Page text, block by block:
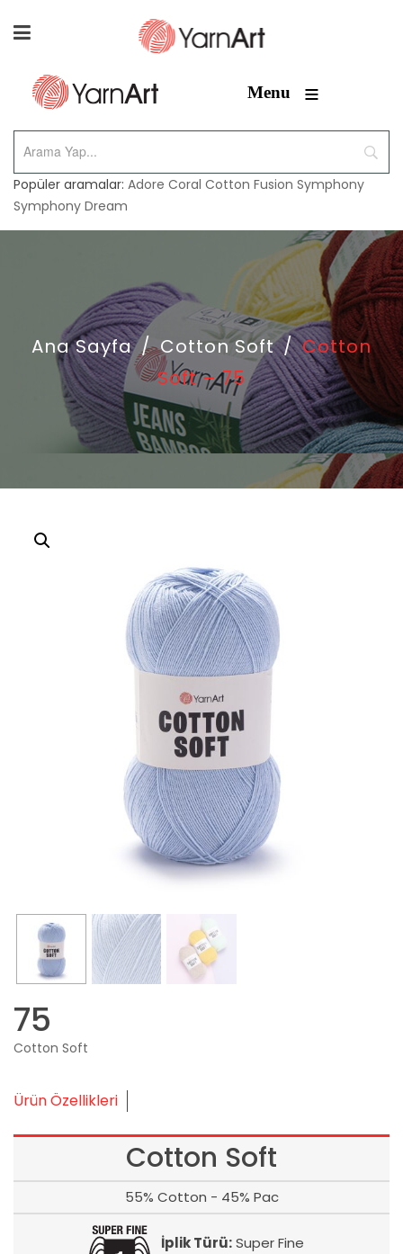
Menu ≡
Popüler aramalar: Adore Coral Cotton Fusion Symphony
Symphony Dream
Ana Sayfa / Cotton Soft / Cotton
Soft – 75
75
Cotton Soft
Ürün Özellikleri
Cotton Soft
55% Cotton - 45% Pac
İplik Türü:Super Fine